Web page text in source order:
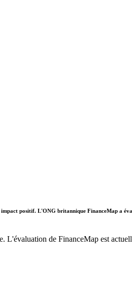
positif. L'ONG britannique FinanceMap a
L'évaluation de FinanceMap est